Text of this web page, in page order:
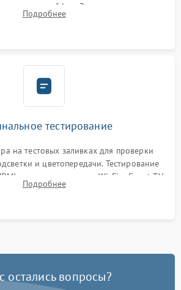
шлейфов. Закрытие корпуса.
программного обеспечения.
Подробнее
тестирование
на тестовых заливках для проверки
и цветопередачи. Тестирование
динамиков, модуля Wi-Fi и Smart TV
в течение нескольких часов.
Подробнее
остались вопросы?